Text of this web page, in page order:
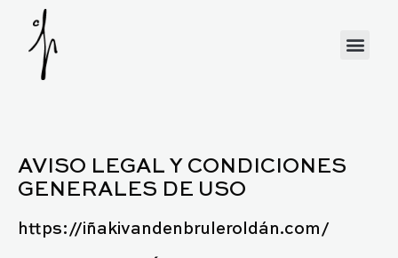
AVISO LEGAL Y CONDICIONES
GENERALES DE USO
https://iñakivandenbruleroldán.com/